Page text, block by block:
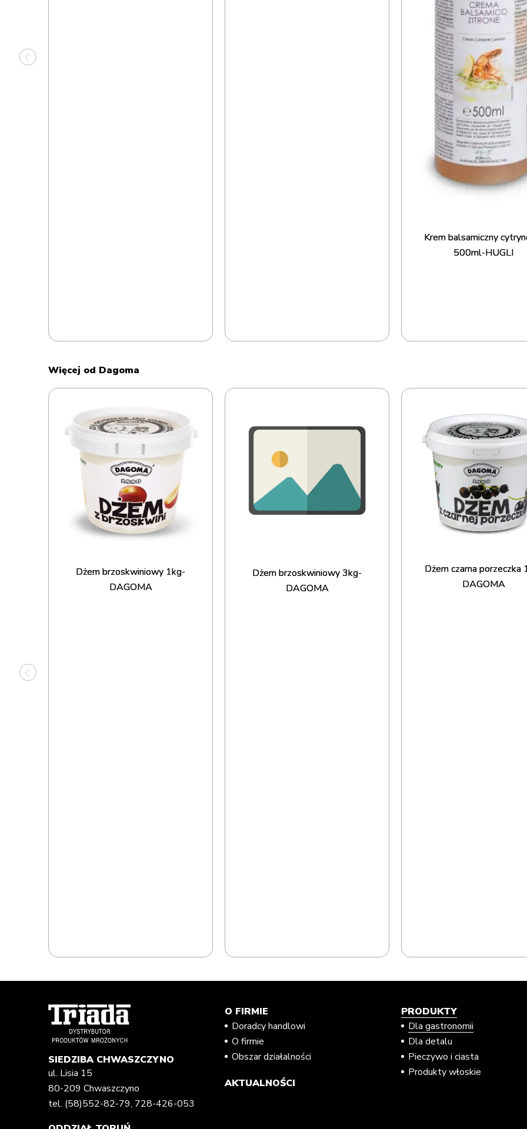
Krem balsamiczny
500ml-HUGLI
Więcej od Dagoma
Dżem brzoskwiniowy 1kg-
DAGOMA
Dżem brzoskwiniowy 3kg-
DAGOMA
Dżem czarna porzeczka
DAGOMA
SIEDZIBA CHWASZCZYNO
ul. Lisia 15
80-209 Chwaszczyno
tel. (58)552-82-79, 728-426-053
O FIRMIE
Doradcy handlowi
O firmie
Obszar działalności
AKTUALNOŚCI
PRODUKTY
Dla gastronomii
Dla detalu
Pieczywo i ciasta
Produkty włoskie